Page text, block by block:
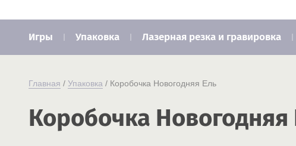
Игры Упаковка Лазерная резка и гравировка
Главная / Упаковка / Коробочка Новогодняя Ель
Коробочка Новогодняя